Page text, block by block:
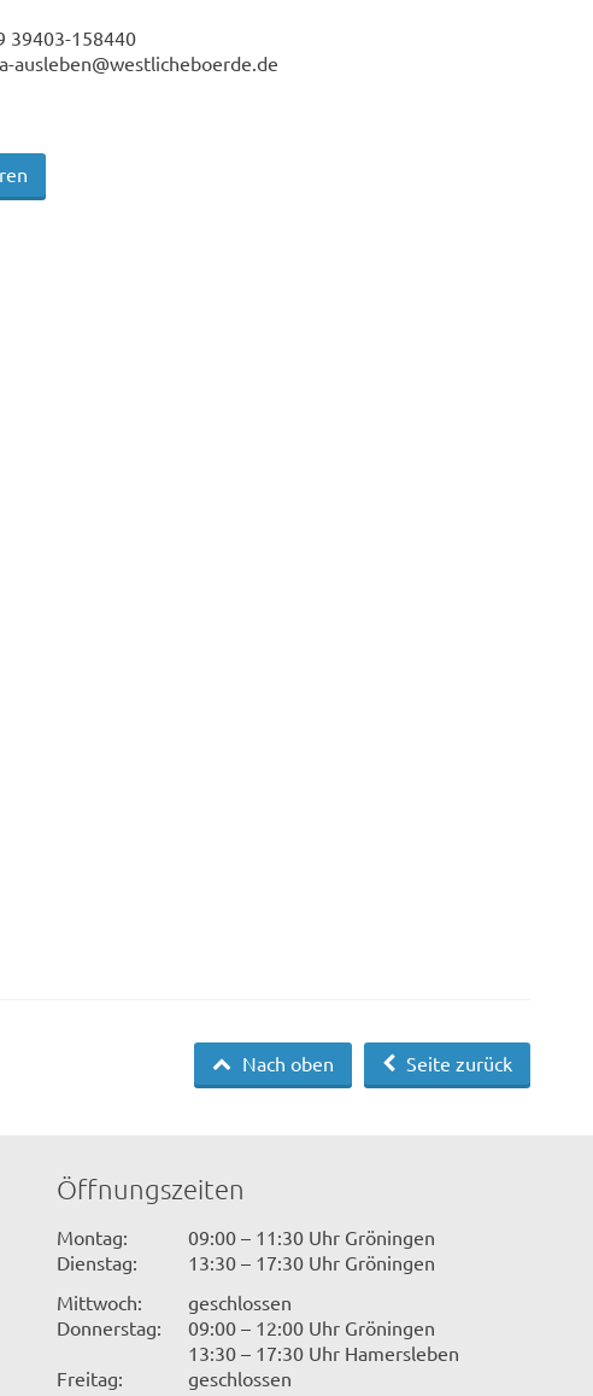
39403-158440
ausleben@westlicheboerde.de
Seite zurück
Nach oben
Öffnungszeiten
Montag:
09:00 – 11:30 Uhr Gröningen
Dienstag:
13:30 – 17:30 Uhr Gröningen
Mittwoch:
geschlossen
Donnerstag:
09:00 – 12:00 Uhr Gröningen
13:30 – 17:30 Uhr Hamersleben
Freitag:
geschlossen